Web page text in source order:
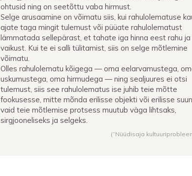
ohtusid ning on seetõttu vaba hirmust.
Selge arusaamine on võimatu siis, kui rahulolematuse
ajate taga mingit tulemust või püüate rahulolematust
lämmatada sellepärast, et tahate iga hinna eest rahu ja
vaikust. Kui te ei salli tülitamist, siis on selge mõtlemine
võimatu.
Olles rahulolematu kõigega — oma eelarvamustega,
uskumustega, oma hirmudega — ning sealjuures ei otsi
tulemust, siis see rahulolematus ise juhib teie mõtte
fookusesse, mitte mõnda erilisse objekti või erilisse
vaid teie mõtlemise protsess muutub väga lihtsaks,
sirgjooneliseks ja selgeks.
(“Nüüdisaja